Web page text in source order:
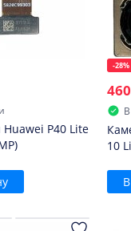
P40 Lite
-28%
10